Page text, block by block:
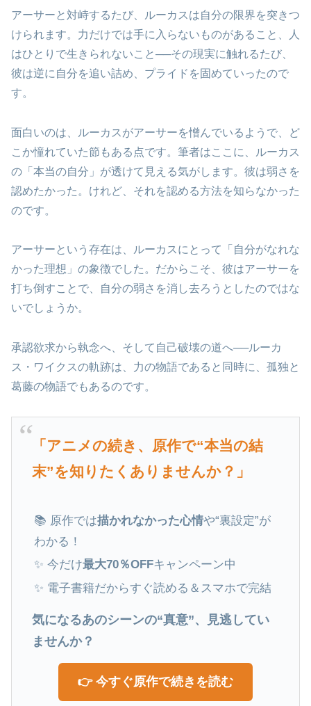
アーサーと対峙するたび、ルーカスは自分の限界を突きつ
けられます。力だけでは手に入らないものがあること、人
はひとりで生きられないこと──その現実に触れるたび、
彼は逆に自分を追い詰め、プライドを固めていったので
す。
面白いのは、ルーカスがアーサーを憎んでいるようで、ど
こか憧れていた節もある点です。筆者はここに、ルーカス
の「本当の自分」が透けて見える気がします。彼は弱さを
認めたかった。けれど、それを認める方法を知らなかった
のです。
アーサーという存在は、ルーカスにとって「自分がなれな
かった理想」の象徴でした。だからこそ、彼はアーサーを
打ち倒すことで、自分の弱さを消し去ろうとしたのではな
いでしょうか。
承認欲求から執念へ、そして自己破壊の道へ──ルーカ
ス・ワイクスの軌跡は、力の物語であると同時に、孤独と
葛藤の物語でもあるのです。
「アニメの続き、原作で“本当の結
末”を知りたくありませんか？」
📚 原作では描かれなかった心情や“裏設定”が
わかる！
✨ 今だけ最大70％OFFキャンペーン中
✨ 電子書籍だからすぐ読める＆スマホで完結
気になるあのシーンの“真意”、見逃してい
ませんか？
👉 今すぐ原作で続きを読む